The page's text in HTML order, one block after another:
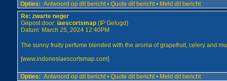
Opties: Antwoord op dit bericht • Quote dit bericht • Meld dit bericht
Re: zwarte neger
Gepost door: iaescortsmap(IP Gelogd)
Datum: March 25, 2024 12:40PM
The sunny fruity perfume blended with the aroma of grapefruit, celery and
[www.indonesiaescortsmap.com]
Opties: Antwoord op dit bericht • Quote dit bericht • Meld dit bericht